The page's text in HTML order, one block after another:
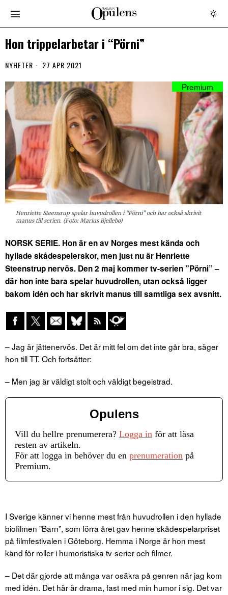
Hon trippelarbetar i “Pörni”
NYHETER 27 APR 2021
Henriette Steensrup spelar huvudrollen i “Pörni” och har också skrivit
manus till serien. (Foto: Marius Bjellebø)
NORSK SERIE. Hon är en av Norges mest kända och
hyllade skådespelerskor, men just nu är Henriette
Steenstrup nervös. Den 2 maj kommer tv-serien ”Pörni” –
där hon inte bara spelar huvudrollen, utan också ligger
bakom idén och har skrivit manus till samtliga sex avsnitt.
– Jag är jättenervös. Det är mitt fel om det inte går bra, säger
hon till TT. Och fortsätter:
– Men jag är väldigt stolt och väldigt begeistrad.
Opulens
Vill du hellre prenumerera? Logga in för att läsa
resten av artikeln.
För att logga in behöver du en prenumeration på
Premium.
I Sverige känner vi henne mest från huvudrollen i den hyllade
biofilmen ”Barn”, som förra året gav henne skådespelarpriset
på filmfestivalen i Göteborg. Hemma i Norge är hon mest
känd för roller i humoristiska tv-serier och filmer.
– Det där gjorde att många var osäkra på genren när jag kom
med idén. Det här är drama, fast med min humor i sig. Det var